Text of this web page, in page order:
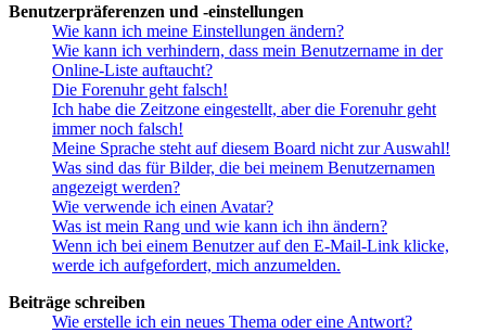
Benutzerpräferenzen und -einstellungen
Wie kann ich meine Einstellungen ändern?
Wie kann ich verhindern, dass mein Benutzername in der
Online-Liste auftaucht?
Die Forenuhr geht falsch!
Ich habe die Zeitzone eingestellt, aber die Forenuhr geht
immer noch falsch!
Meine Sprache steht auf diesem Board nicht zur Auswahl!
Was sind das für Bilder, die bei meinem Benutzernamen
angezeigt werden?
Wie verwende ich einen Avatar?
Was ist mein Rang und wie kann ich ihn ändern?
Wenn ich bei einem Benutzer auf den E-Mail-Link klicke,
werde ich aufgefordert, mich anzumelden.
Beiträge schreiben
Wie erstelle ich ein neues Thema oder eine Antwort?